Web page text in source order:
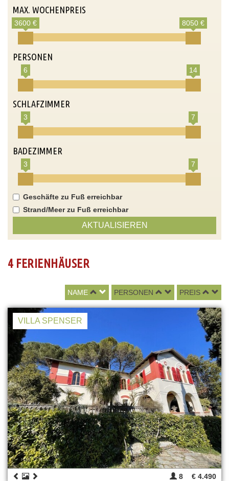
MAX. WOCHENPREIS
3600 € 8050 €
PERSONEN
6 14
SCHLAFZIMMER
3 7
BADEZIMMER
3 7
Geschäfte zu Fuß erreichbar
Strand/Meer zu Fuß erreichbar
AKTUALISIEREN
4 FERIENHÄUSER
NAME PERSONEN PREIS
VILLA SPENSER
8 € 4.490